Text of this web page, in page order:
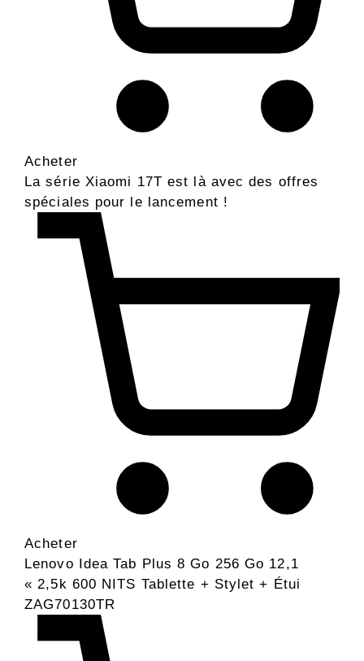
Acheter
La série Xiaomi 17T est là avec des offres
spéciales pour le lancement !
Acheter
Lenovo Idea Tab Plus 8 Go 256 Go 12,1
« 2,5k 600 NITS Tablette + Stylet + Étui
ZAG70130TR